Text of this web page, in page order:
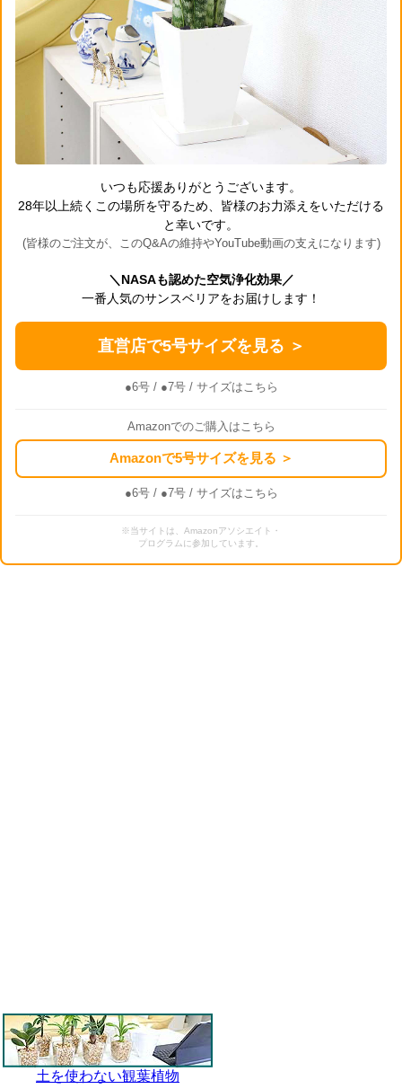
いつも応援ありがとうございます。
28年以上続くこの場所を守るため、皆様のお力添えをいただける
と幸いです。
(皆様のご注文が、このQ&Aの維持やYouTube動画の支えになります)
＼NASAも認めた空気浄化効果／
一番人気のサンスベリアをお届けします！
直営店で5号サイズを見る ＞
●6号/ ●7号/ サイズはこちら
Amazonでのご購入はこちら
Amazonで5号サイズを見る ＞
●6号/ ●7号/ サイズはこちら
※当サイトは、Amazonアソシエイト・
プログラムに参加しています。
土を使わない観葉植物